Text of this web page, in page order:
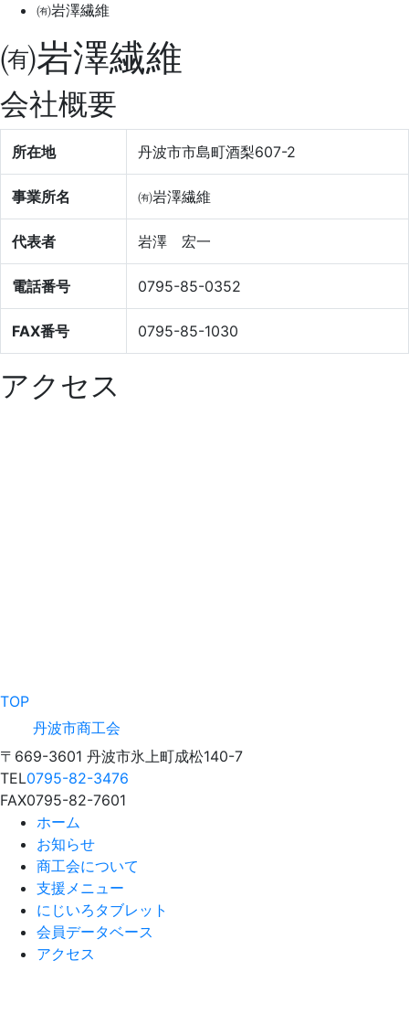
㈲岩澤繊維
㈲岩澤繊維
会社概要
所在地 丹波市市島町酒梨607-2
事業所名 ㈲岩澤繊維
代表者 岩澤 宏一
電話番号 0795-85-0352
FAX番号 0795-85-1030
アクセス
TOP
丹波市商工会
〒669-3601 丹波市氷上町成松140-7
TEL0795-82-3476
FAX0795-82-7601
ホーム
お知らせ
商工会について
支援メニュー
にじいろタブレット
会員データベース
アクセス